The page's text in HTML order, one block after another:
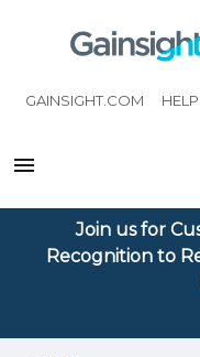
GAINSIGHT.COM
Join us for
Recognition to